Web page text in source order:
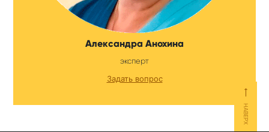
Александра Анохина
эксперт
Задать вопрос
⟵
НАВЕРХ